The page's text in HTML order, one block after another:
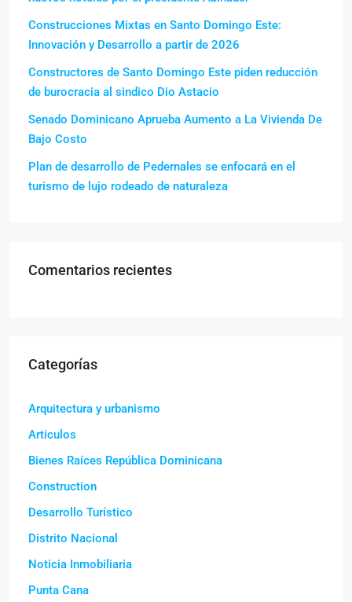
Construcciones Mixtas en Santo Domingo Este:
Innovación y Desarrollo a partir de 2026
Constructores de Santo Domingo Este piden reducción
de burocracia al sindico Dio Astacio
Senado Dominicano Aprueba Aumento a La Vivienda De
Bajo Costo
Plan de desarrollo de Pedernales se enfocará en el
turismo de lujo rodeado de naturaleza
Comentarios recientes
Categorías
Arquitectura y urbanismo
Articulos
Bienes Raíces República Dominicana
Construction
Desarrollo Turístico
Distrito Nacional
Noticia Inmobiliaria
Punta Cana